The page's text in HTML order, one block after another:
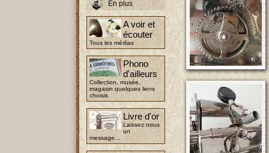
En plus
A voir et
écouter
Tous les médias
Phono
d'ailleurs
Collection, musée,
magasin quelques liens
choisis
Livre d'or
Laissez nous
un
message...